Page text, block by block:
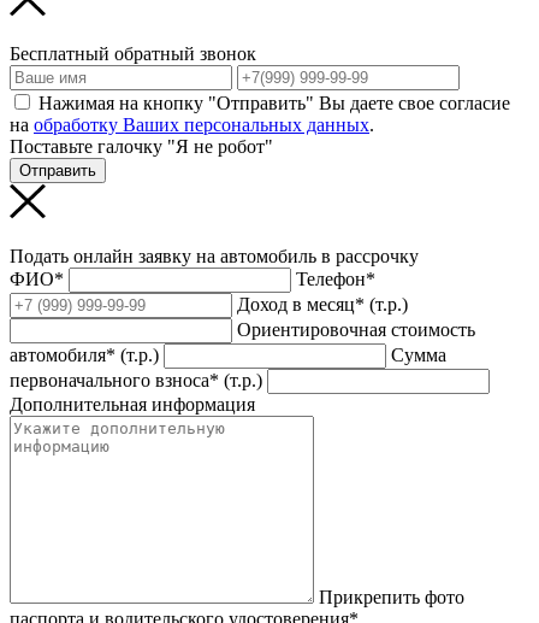
Бесплатный обратный звонок
Нажимая на кнопку "Отправить" Вы даете свое согласие
на обработку Ваших персональных данных.
Поставьте галочку "Я не робот"
Отправить
Подать онлайн заявку на автомобиль в рассрочку
ФИО*
Телефон*
Доход в месяц* (т.р.)
Ориентировочная стоимость
автомобиля* (т.р.)
Сумма
первоначального взноса* (т.р.)
Дополнительная информация
Прикрепить фото